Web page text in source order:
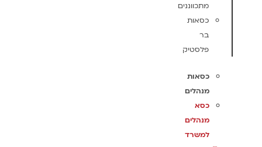
מתכווננים
כסאות
בר
פלסטיק
כסאות
מנהלים
כסא
מנהלים
למשרד